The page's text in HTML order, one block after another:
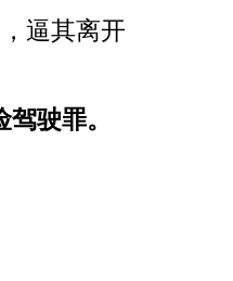
逼其离开
驶罪。